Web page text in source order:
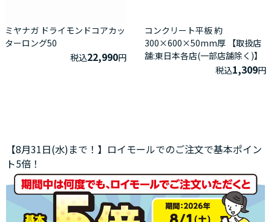
ミヤナガ ドライモンドコアカッ
ターロング50
税込22,990円
コンクリート平板 約
300×600×50mm厚 【取扱店
舗:東日本各店(一部店舗除く)】
税込1,309円
【8月31日(水)まで！】ロイモールでのご注文で基本ポイン
ト5倍！